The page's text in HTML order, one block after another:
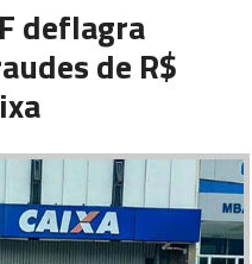
deflagra
de R$